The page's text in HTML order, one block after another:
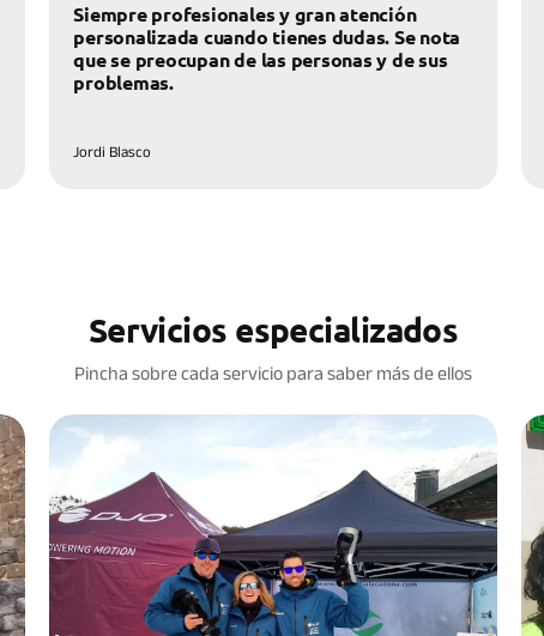
Siempre profesionales y gran atención
personalizada cuando tienes dudas. Se nota
que se preocupan de las personas y de sus
problemas.
Jordi Blasco
Servicios especializados
Pincha sobre cada servicio para saber más de ellos